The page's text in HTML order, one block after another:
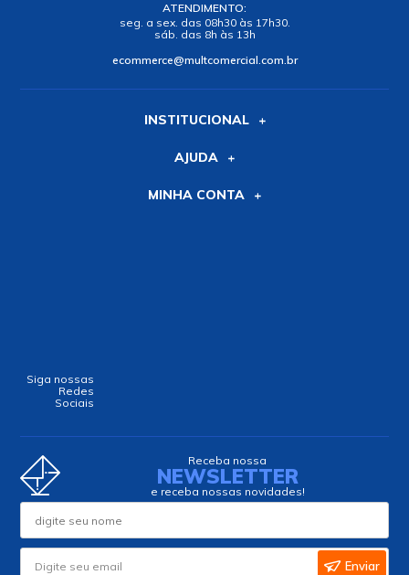
ATENDIMENTO:
seg. a sex. das 08h30 às 17h30.
sáb. das 8h às 13h
ecommerce@multcomercial.com.br
INSTITUCIONAL
AJUDA
MINHA CONTA
Siga nossas
Redes
Sociais
Receba nossa
NEWSLETTER
e receba nossas novidades!
Enviar